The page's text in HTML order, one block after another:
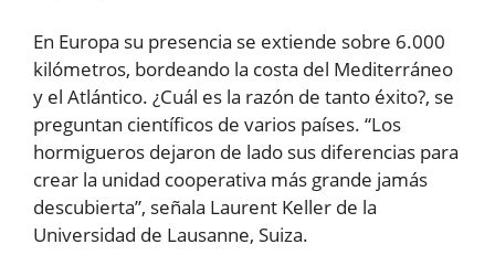
En Europa su presencia se extiende sobre 6.000
kilómetros, bordeando la costa del Mediterráneo
y el Atlántico. ¿Cuál es la razón de tanto éxito?, se
preguntan científicos de varios países. “Los
hormigueros dejaron de lado sus diferencias para
crear la unidad cooperativa más grande jamás
descubierta”, señala Laurent Keller de la
Universidad de Lausanne, Suiza.